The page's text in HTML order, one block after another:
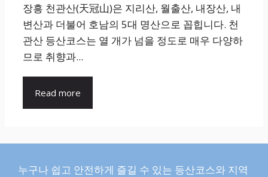
장흥 천관산(天冠山)은 지리산, 월출산, 내장산, 내
변산과 더불어 호남의 5대 명산으로 꼽힙니다. 천
관산 등산코스는 열 개가 넘을 정도로 매우 다양하
므로 취향과...
Read more
누구나 쉽고 안전하게 즐길 수 있는 등산코스와 지역